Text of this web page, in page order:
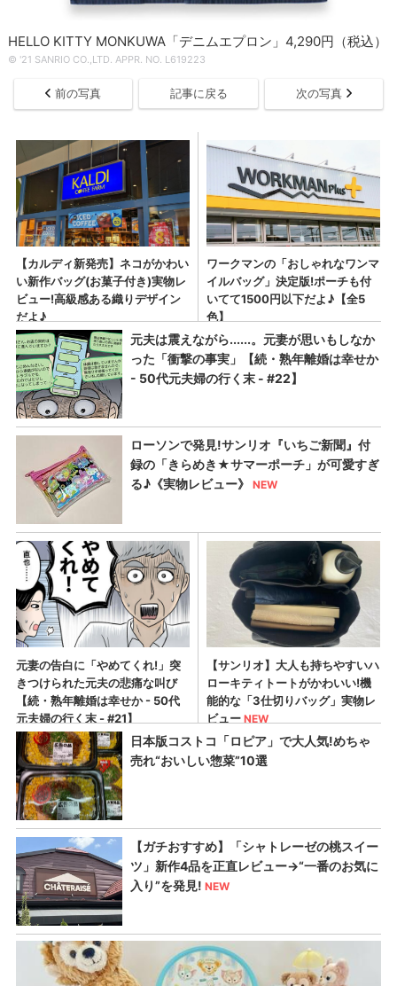
HELLO KITTY MONKUWA「デニムエプロン」4,290円（税込）
© '21 SANRIO CO.,LTD. APPR. NO. L619223
前の写真 記事に戻る 次の写真